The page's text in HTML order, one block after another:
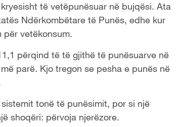
të vetëpunësuar në bujqësi. Ata
Ndërkombëtare të Punës, edhe kur
për vetëkonsum.
përqind të të gjithë të punësuarve në
parë. Kjo tregon se pesha e punës në
tonë të punësimit, por si një
shoqëri: përvoja njerëzore.